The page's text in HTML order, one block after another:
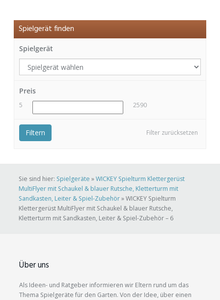
Spielgerät finden
Spielgerät
Preis
5 2590
Filter zurücksetzen
Filtern
Sie sind hier: Spielgeräte »WICKEY Spielturm Klettergerüst
MultiFlyer mit Schaukel & blauer Rutsche, Kletterturm mit
Sandkasten, Leiter & Spiel-Zubehör»WICKEY Spielturm
Klettergerüst MultiFlyer mit Schaukel & blauer Rutsche,
Kletterturm mit Sandkasten, Leiter & Spiel-Zubehör – 6
Über uns
Als Ideen- und Ratgeber informieren wir Eltern rund um das
Thema Spielgeräte für den Garten. Von der Idee, über einen